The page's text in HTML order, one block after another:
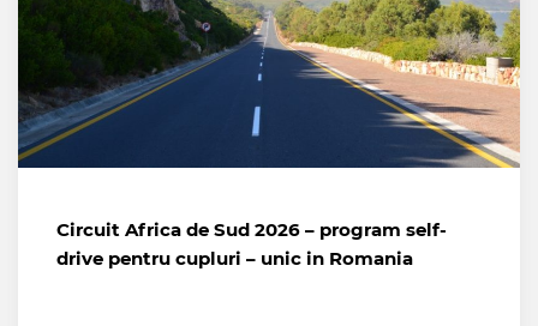
Circuit Africa de Sud 2026 – program self-
drive pentru cupluri – unic in Romania